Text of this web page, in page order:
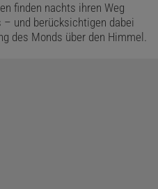
finden nachts ihren Weg
und berücksichtigen dabei
des Monds über den Himmel.